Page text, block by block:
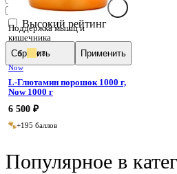
Таблетки
Высокий рейтинг
Сбросить Применить
Поддержка мышц и
кишечника
5 4.8
Now
L-Глютамин порошок 1000 г,
Now 1000 г
6 500 ₽
+195 баллов
Популярное в